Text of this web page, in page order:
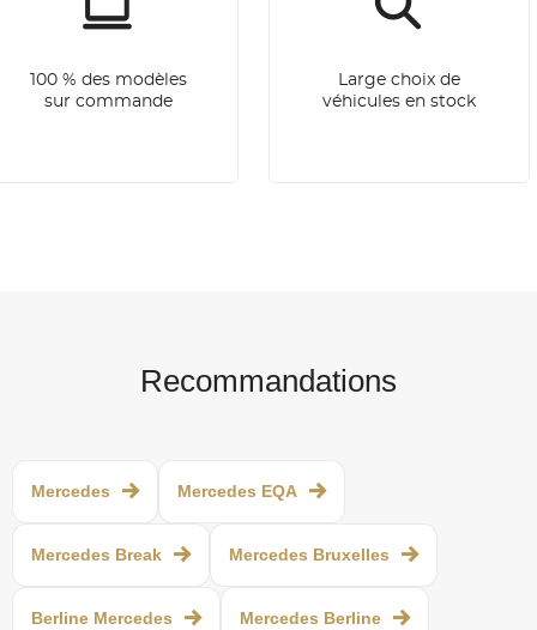
100 % des modèles
sur commande
Large choix de
véhicules en stock
Recommandations
Mercedes Mercedes EQA
Mercedes Break Mercedes Bruxelles
Berline Mercedes Mercedes Berline